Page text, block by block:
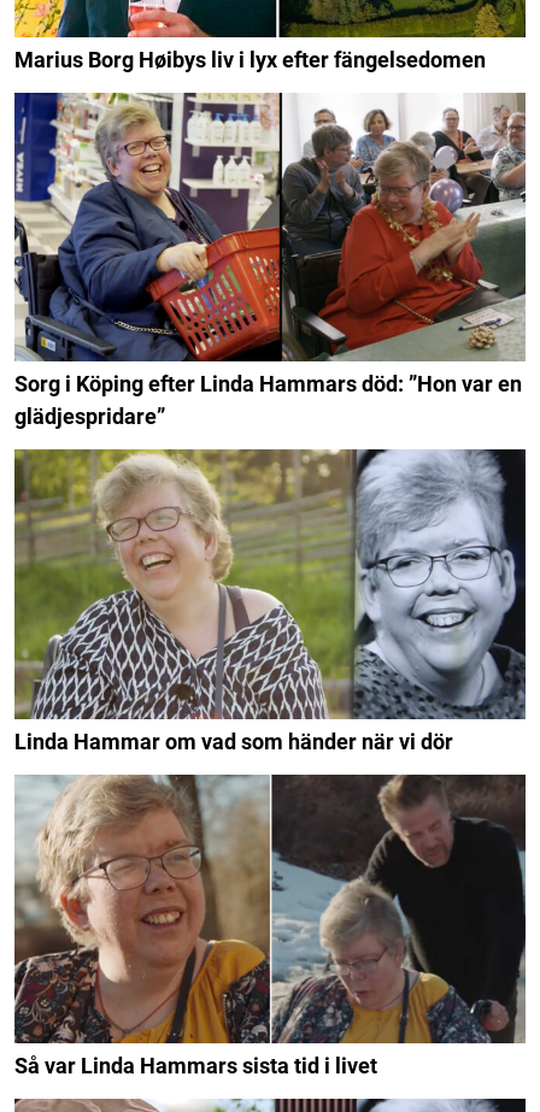
Marius Borg Høibys liv i lyx efter fängelsedomen
Sorg i Köping efter Linda Hammars död: ”Hon var en
glädjespridare”
Linda Hammar om vad som händer när vi dör
Så var Linda Hammars sista tid i livet